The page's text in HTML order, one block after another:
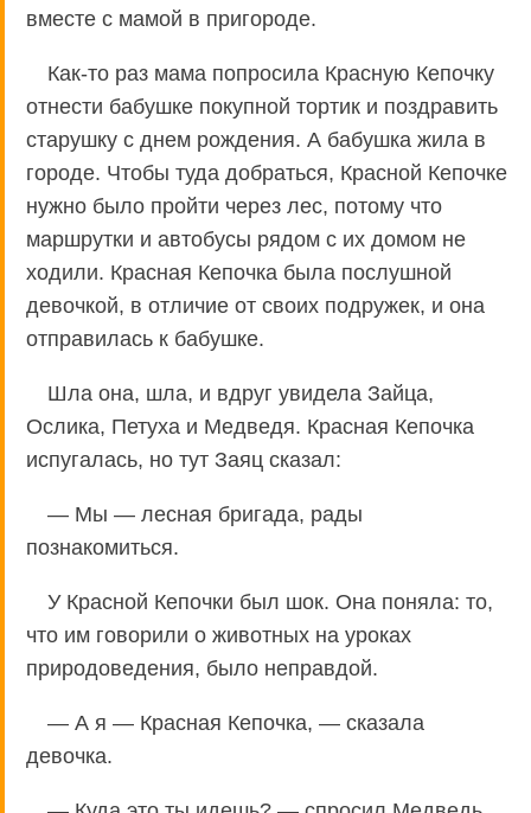
вместе с мамой в пригороде.
Как-то раз мама попросила Красную Кепочку
отнести бабушке покупной тортик и поздравить
старушку с днем рождения. А бабушка жила в
городе. Чтобы туда добраться, Красной Кепочке
нужно было пройти через лес, потому что
маршрутки и автобусы рядом с их домом не
ходили. Красная Кепочка была послушной
девочкой, в отличие от своих подружек, и она
отправилась к бабушке.
Шла она, шла, и вдруг увидела Зайца,
Ослика, Петуха и Медведя. Красная Кепочка
испугалась, но тут Заяц сказал:
— Мы — лесная бригада, рады
познакомиться.
У Красной Кепочки был шок. Она поняла: то,
что им говорили о животных на уроках
природоведения, было неправдой.
— А я — Красная Кепочка, — сказала
девочка.